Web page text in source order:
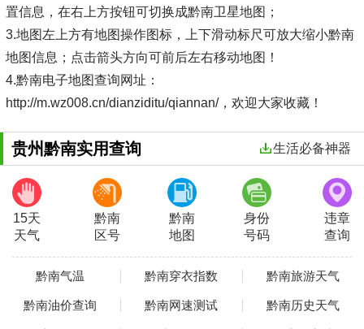
置信息，在右上方按钮可切换成黔南卫星地图；
3.地图左上方有地图操作图标，上下滑动标尺可放大缩小黔南
地图信息；点击箭头方向可前后左右移动地图！
4.黔南电子地图查询网址：
http://m.wz008.cn/dianziditu/qiannan/，欢迎大家收藏！
贵州黔南实用查询 生活必备神器
15天
天气
黔南
区号
黔南
地图
身份
号码
违章
查询
黔南气温 黔南穿衣指数 黔南旅游天气
黔南油价查询 黔南网速测试 黔南历史天气